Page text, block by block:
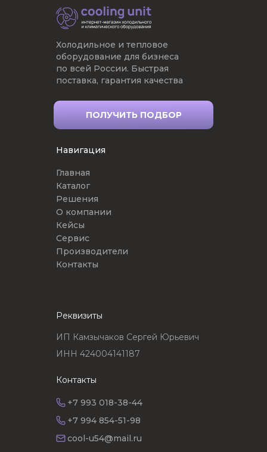
+7 994 854-51-98
+7 993 018-38-44
cool-u54@mail.ru
Контакты
ИП Камзычаков Сергей Юрьевич
ИНН 424004141187
Реквизиты
Холодильное и тепловое
оборудование для бизнеса
по всей России. Быстрая
поставка, гарантия качества
ПОЛУЧИТЬ ПОДБОР
Главная
Каталог
Решения
О компании
Кейсы
Сервис
Производители
Контакты
Навигация